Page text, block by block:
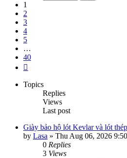
1
2
3
4
5
…
40
Topics
Replies
Views
Last post
Giày bảo hộ lót Kevlar và lót
by Lasa » Thu Aug 06, 2026
0 Replies
3 Views